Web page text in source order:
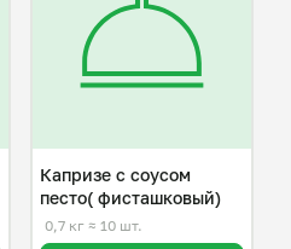
Капризе с соусом
песто( фисташковый)
0,7 кг ≈ 10 шт.